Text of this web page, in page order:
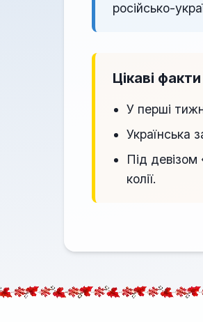
російсько-
Цікаві факти
У перші
Українська
Під
колії.